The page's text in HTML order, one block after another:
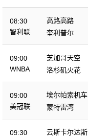
08:30
智利联
高路高路
奎利普尔
09:00
WNBA
芝加哥天空
洛杉矶火花
09:00
美冠联
埃尔帕索机车
蒙特雷湾
09:30 云斯卡尔达斯